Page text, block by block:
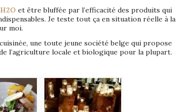
et être bluffée par l’efficacité des produits qui
Je teste tout ça en situation réelle à la
moi.
une toute jeune société belge qui propose
l’agriculture locale et biologique pour la plupart.